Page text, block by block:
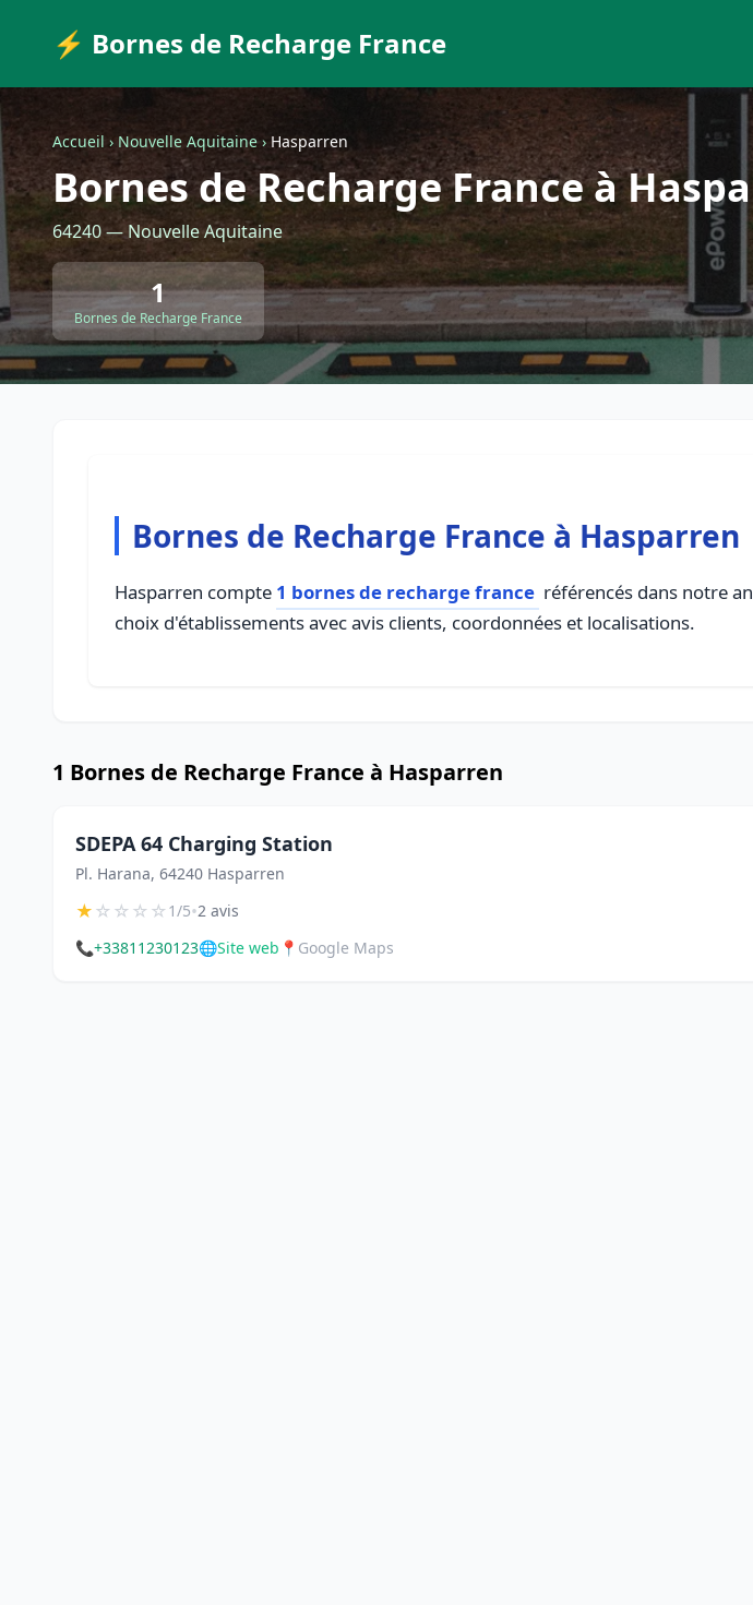
⚡ Bornes de Recharge France
Accueil › Nouvelle Aquitaine › Hasparren
Bornes de Recharge France à
64240 — Nouvelle Aquitaine
1
Bornes de Recharge France
Bornes de Recharge France à Hasparren
Hasparren compte 1 bornes de recharge france référencés dans notre
choix d'établissements avec avis clients, coordonnées et localisations.
1 Bornes de Recharge France à Hasparren
SDEPA 64 Charging Station
Pl. Harana, 64240 Hasparren
★☆☆☆☆1/5•2 avis
📞+33811230123🌐Site web 📍 Google Maps